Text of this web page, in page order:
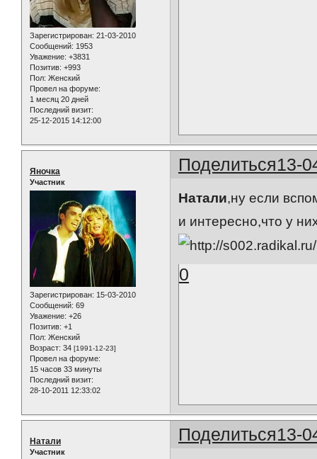
Зарегистрирован: 21-03-2010
Сообщений: 1953
Уважение: +3831
Позитив: +993
Пол: Женский
Провел на форуме:
1 месяц 20 дней
Последний визит:
25-12-2015 14:12:00
Поделиться13-
Яночка
Участник
Зарегистрирован: 15-03-2010
Сообщений: 69
Уважение: +26
Позитив: +1
Пол: Женский
Возраст: 34 [1991-12-23]
Провел на форуме:
15 часов 33 минуты
Последний визит:
28-10-2011 12:33:02
Натали,ну если
и интересно,что у
0
Поделиться13-
Натали
Участник